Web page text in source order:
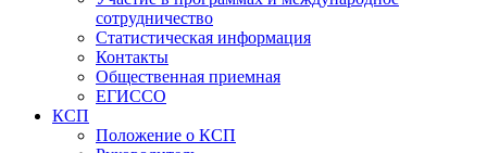
сотрудничество
Статистическая информация
Контакты
Общественная приемная
ЕГИССО
КСП
Положение о КСП